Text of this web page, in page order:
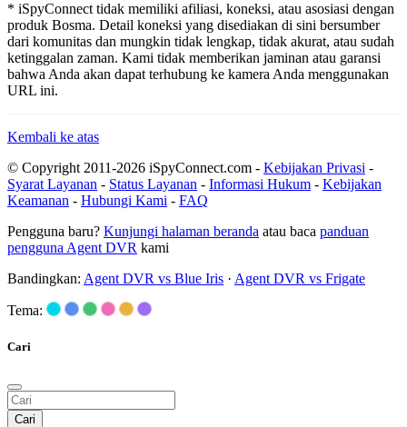
* iSpyConnect tidak memiliki afiliasi, koneksi, atau asosiasi dengan
produk Bosma. Detail koneksi yang disediakan di sini bersumber
dari komunitas dan mungkin tidak lengkap, tidak akurat, atau sudah
ketinggalan zaman. Kami tidak memberikan jaminan atau garansi
bahwa Anda akan dapat terhubung ke kamera Anda menggunakan
URL ini.
Kembali ke atas
© Copyright 2011-2026 iSpyConnect.com - Kebijakan Privasi -
Syarat Layanan - Status Layanan - Informasi Hukum - Kebijakan
Keamanan - Hubungi Kami - FAQ
Pengguna baru? Kunjungi halaman beranda atau baca panduan
pengguna Agent DVR kami
Bandingkan: Agent DVR vs Blue Iris · Agent DVR vs Frigate
Tema:
Cari
Cari